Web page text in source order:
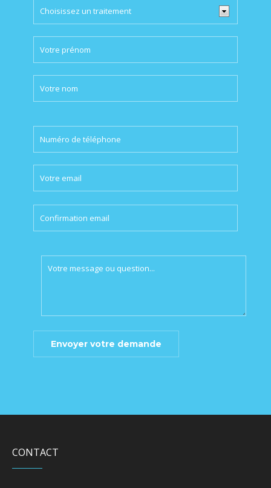
leave
this
field
CONTACT